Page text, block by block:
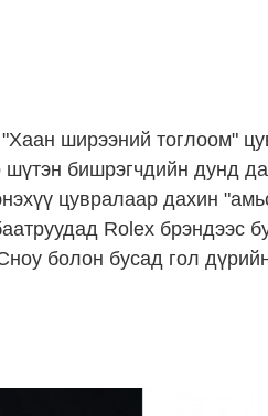
ширээний тоглоом"
бишрэгчдийн дунд
цувралаар дахин
Rolex брэндээс
болон бусад гол